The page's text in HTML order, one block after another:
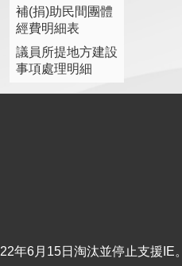
補(捐)助民間團體
經費明細表
議員所提地方建設
事項處理明細
年6月15日淘汰並停止支援IE。